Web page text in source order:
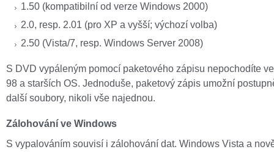
1.50 (kompatibilní od verze Windows 2000)
2.0, resp. 2.01 (pro XP a vyšší; výchozí volba)
2.50 (Vista/7, resp. Windows Server 2008)
S DVD vypáleným pomocí paketového zápisu nepochodíte
98 a starších OS. Jednoduše, paketový zápis umožní
další soubory, nikoli vše najednou.
Zálohování ve Windows
S vypalováním souvisí i zálohování dat. Windows Vista a